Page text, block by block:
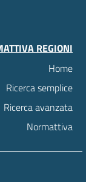
REGIONI
Home
Ricerca semplice
Ricerca avanzata
Normattiva